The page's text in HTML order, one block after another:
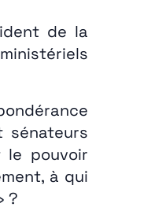
de la
sénateurs
le pouvoir
à qui
?